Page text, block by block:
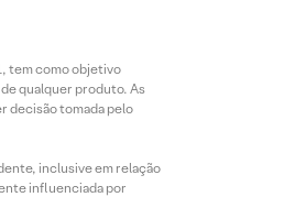
tem como objetivo
qualquer produto. As
decisão tomada pelo
inclusive em relação
influenciada por